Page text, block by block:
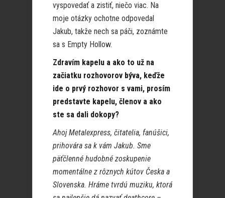
vyspovedať a zistiť, niečo viac. Na
moje otázky ochotne odpovedal
Jakub, takže nech sa páči, zoznámte
sa s Empty Hollow.
Zdravím kapelu a ako to už na
začiatku rozhovorov býva, keďže
ide o prvý rozhovor s vami, prosím
predstavte kapelu, členov a ako
ste sa dali dokopy?
Ahoj Metalexpress, čitatelia, fanúšici,
prihovára sa k vám Jakub. Sme
päťčlenné hudobné zoskupenie
momentálne z rôznych kútov Česka a
Slovenska. Hráme tvrdú muziku, ktorá